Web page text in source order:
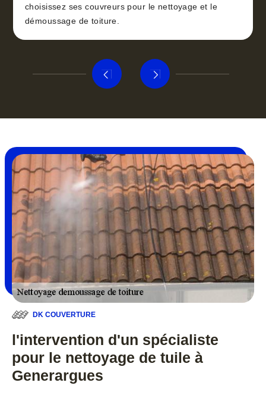
choisissez ses couvreurs pour le nettoyage et le
démoussage de toiture.
DK COUVERTURE
l'intervention d'un spécialiste
pour le nettoyage de tuile à
Generargues